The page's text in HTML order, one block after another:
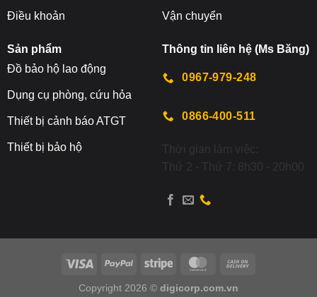
Điều khoản Vận chuyển
Sản phẩm
Đồ bảo hộ lao động
Dụng cụ phòng, cứu hỏa
Thiết bị cảnh báo ATGT
Thiết bị bảo hộ
Thông tin liên hệ (Ms Băng)
0967-979-248
0866-400-511
Thời gian làm việc:
Thứ 2 - Thứ 7: 8h30 - 20h00
Copyright 2026 © digicorp.com.vn